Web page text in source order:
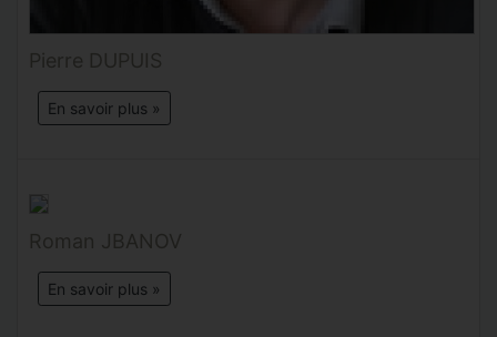
Pierre DUPUIS
En savoir plus »
Roman JBANOV
En savoir plus »